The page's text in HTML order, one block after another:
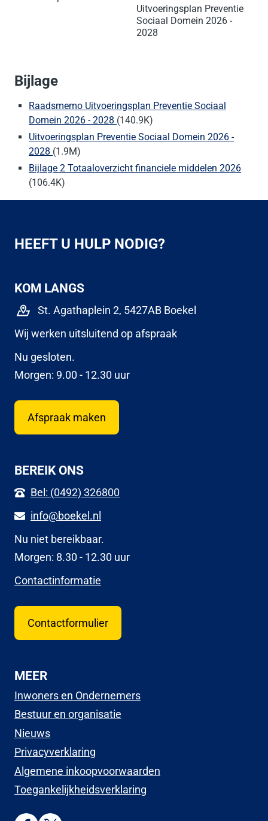
Uitvoeringsplan Preventie
Sociaal Domein 2026 -
2028
Bijlage
Raadsmemo Uitvoeringsplan Preventie Sociaal
Domein 2026 - 2028 (140.9K)
Uitvoeringsplan Preventie Sociaal Domein 2026 -
2028 (1.9M)
Bijlage 2 Totaaloverzicht financiele middelen 2026
(106.4K)
HEEFT U HULP NODIG?
KOM LANGS
St. Agathaplein 2, 5427AB Boekel
Wij werken uitsluitend op afspraak
Nu gesloten.
Morgen: 9.00 - 12.30 uur
Afspraak maken
BEREIK ONS
Bel: (0492) 326800
info@boekel.nl
Nu niet bereikbaar.
Morgen: 8.30 - 12.30 uur
Contactinformatie
Contactformulier
MEER
Inwoners en Ondernemers
Bestuur en organisatie
Nieuws
Privacyverklaring
Algemene inkoopvoorwaarden
Toegankelijkheidsverklaring